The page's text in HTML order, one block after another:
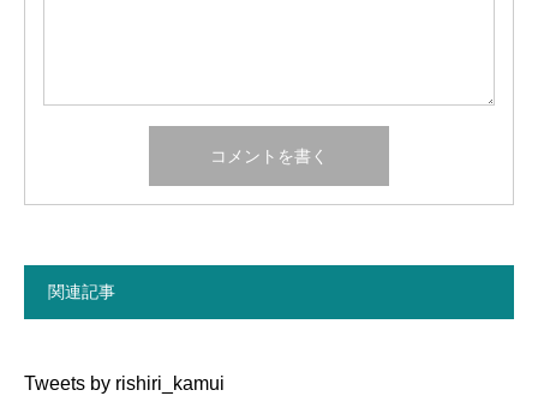
関連記事
Tweets by rishiri_kamui